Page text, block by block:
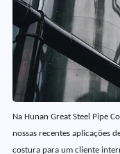
Na Hunan Great Steel Pipe
nossas recentes aplicações
costura para um cliente